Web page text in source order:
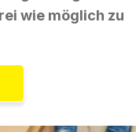
wie möglich zu